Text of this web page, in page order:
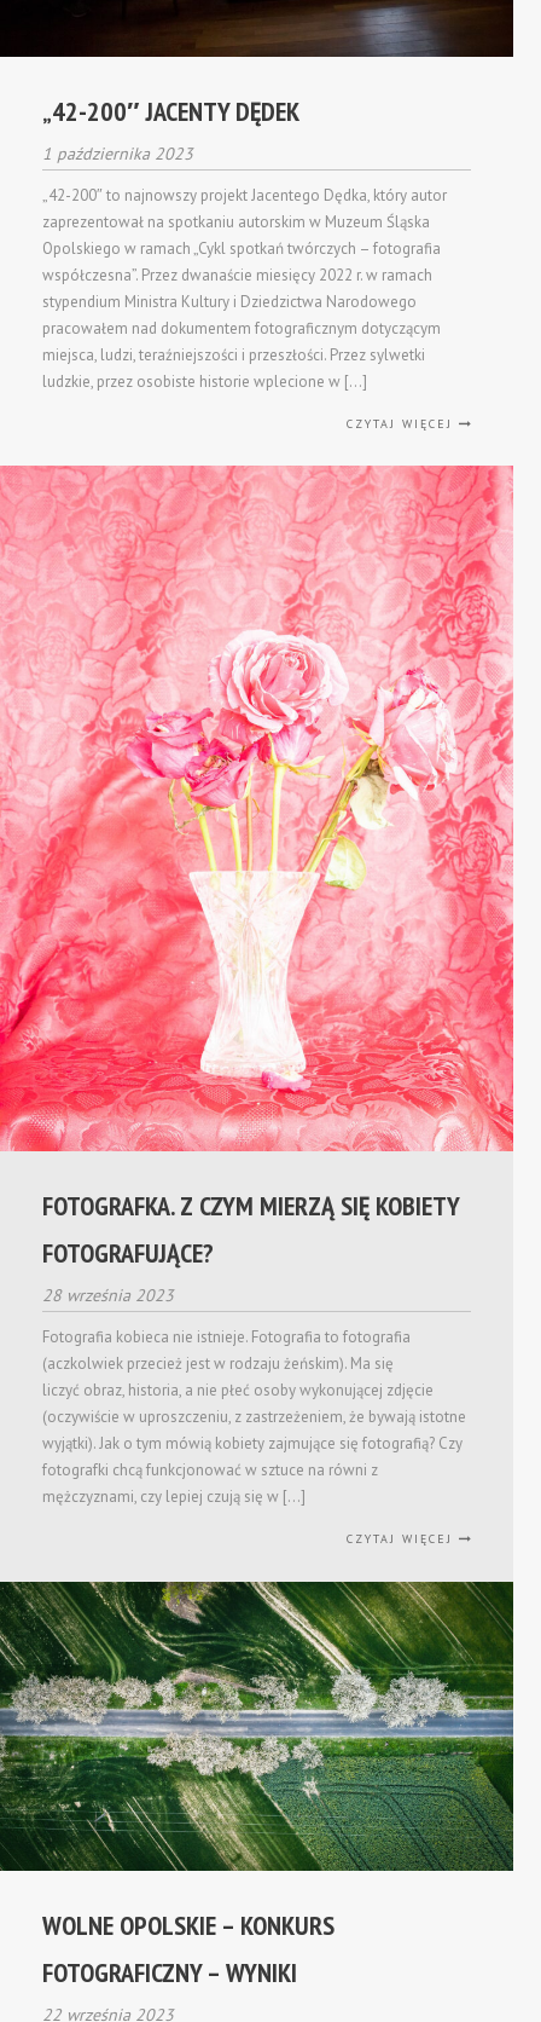
„42-200″ JACENTY DĘDEK
1 października 2023
„42-200″ to najnowszy projekt Jacentego Dędka, który autor
zaprezentował na spotkaniu autorskim w Muzeum Śląska
Opolskiego w ramach „Cykl spotkań twórczych – fotografia
współczesna”. Przez dwanaście miesięcy 2022 r. w ramach
stypendium Ministra Kultury i Dziedzictwa Narodowego
pracowałem nad dokumentem fotograficznym dotyczącym
miejsca, ludzi, teraźniejszości i przeszłości. Przez sylwetki
ludzkie, przez osobiste historie wplecione w […]
CZYTAJ WIĘCEJ
FOTOGRAFKA. Z CZYM MIERZĄ SIĘ KOBIETY
FOTOGRAFUJĄCE?
28 września 2023
Fotografia kobieca nie istnieje. Fotografia to fotografia
(aczkolwiek przecież jest w rodzaju żeńskim). Ma się
liczyć obraz, historia, a nie płeć osoby wykonującej zdjęcie
(oczywiście w uproszczeniu, z zastrzeżeniem, że bywają istotne
wyjątki). Jak o tym mówią kobiety zajmujące się fotografią? Czy
fotografki chcą funkcjonować w sztuce na równi z
mężczyznami, czy lepiej czują się w […]
CZYTAJ WIĘCEJ
WOLNE OPOLSKIE – KONKURS
FOTOGRAFICZNY – WYNIKI
22 września 2023